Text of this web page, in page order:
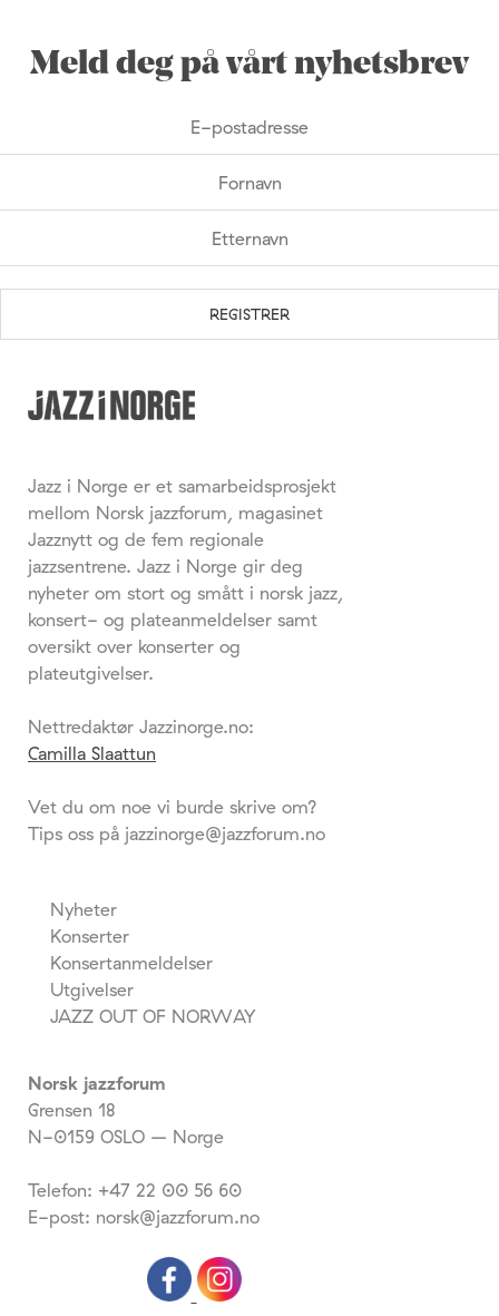
Meld deg på vårt nyhetsbrev
Jazz i Norge er et samarbeidsprosjekt
mellom Norsk jazzforum, magasinet
Jazznytt og de fem regionale
jazzsentrene. Jazz i Norge gir deg
nyheter om stort og smått i norsk jazz,
konsert- og plateanmeldelser samt
oversikt over konserter og
plateutgivelser.
Nettredaktør Jazzinorge.no:
Camilla Slaattun
Vet du om noe vi burde skrive om?
Tips oss på jazzinorge@jazzforum.no
Nyheter
Konserter
Konsertanmeldelser
Utgivelser
JAZZ OUT OF NORWAY
Norsk jazzforum
Grensen 18
N-0159 OSLO – Norge
Telefon: +47 22 00 56 60
E-post: norsk@jazzforum.no